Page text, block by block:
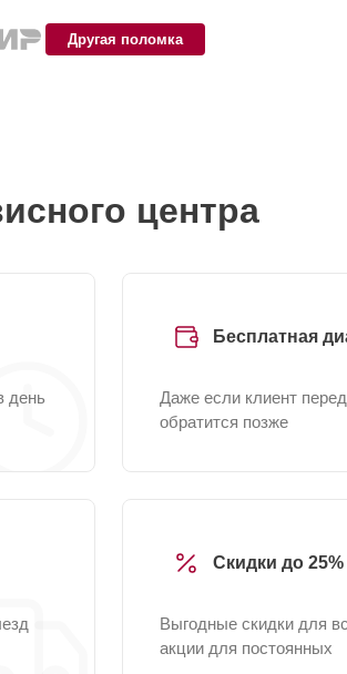
Другая поломка
центра
день
Бесплатная
Даже если клиент
обратится позже
Скидки до 25%
Выгодные скидки для
акции для постоянных